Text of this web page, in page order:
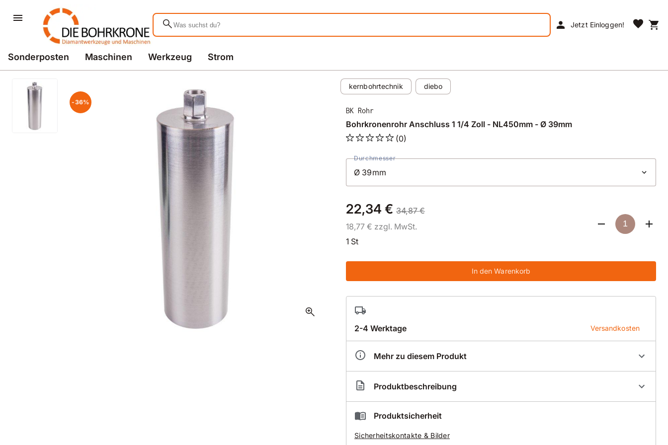
search person Jetzt Einloggen! favorite shopping_cart
Sonderposten Maschinen Werkzeug Strom
-36%
zoom_in
kernbohrtechnik diebo
BK Rohr
Bohrkronenrohr Anschluss 1 1/4 Zoll - NL450mm - Ø 39mm
(0)
Durchmesser
22,34 € 34,87 €
18,77 € zzgl. MwSt.
1 St
In den Warenkorb
2-4 Werktage Versandkosten
Mehr zu diesem Produkt
Artikelnummer BR200039
Produktbeschreibung
Durch Eigenfertigung der Bohrkronenrohre
auch für alle Überlängen
Produktsicherheit
Sicherheitskontakte & Bilder